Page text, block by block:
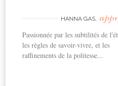
HANNA GAS,
Passionnée par les subtilités de
les règles de savoir-vivre, et les
raffinements de la politesse...